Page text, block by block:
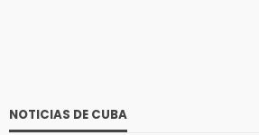
NOTICIAS DE CUBA